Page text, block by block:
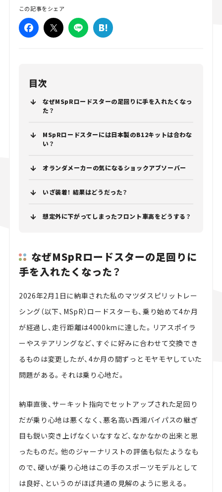
この記事をシェア
目次
なぜMSpRロードスターの足回りに手を入れたくなっ
た？
MSpRロードスターには日本製のB12キットは合わな
い？
オランダメーカーの気になるショックアブソーバー
いざ装着！ 結果はどうだった？
想定外に下がってしまったフロント車高をどうする？
なぜMSpRロードスターの足回りに
手を入れたくなった？
2026年2月1日に納車された私のマツダスピリットレー
シング（以下、MSpR）ロードスターも、乗り始めて4か月
が経過し、走行距離は4000kmに達した。リアスポイラ
ーやステアリングなど、すぐに好みに合わせて交換でき
るものは変更したが、4か月の間ずっとモヤモヤしていた
問題がある。それは乗り心地だ。
納車直後、サーキット指向でセットアップされた足回り
だが乗り心地は悪くなく、悪名高い西湘バイパスの継ぎ
目も鋭い突き上げなくいなすなど、なかなかの出来と思
ったものだ。他のジャーナリストの評価も似たようなも
ので、硬いが乗り心地はこの手のスポーツモデルとして
は良好、というのがほぼ共通の見解のように思える。